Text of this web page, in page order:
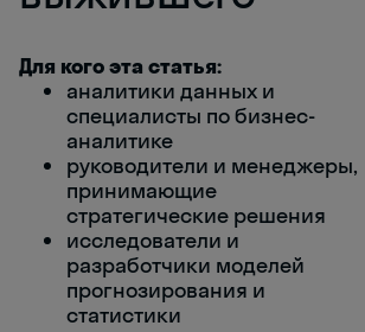
Для кого эта статья:
аналитики данных и
специалисты по бизнес-
аналитике
руководители и менеджеры,
принимающие
стратегические решения
исследователи и
разработчики моделей
прогнозирования и
статистики